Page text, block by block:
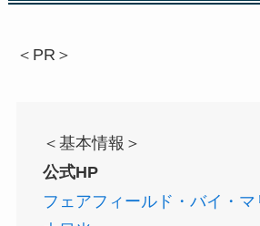
＜PR＞
＜基本情報＞
公式HP
フェアフィールド・バイ・